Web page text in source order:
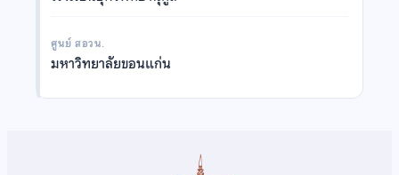
ศูนย์ สอวน.
มหาวิทยาลัยขอนแก่น